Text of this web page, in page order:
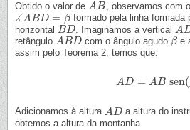
Obtido o valor de AB
AB , observamos com
∡A BD = β
∡ABD=β formado pela linha formada
horizontal BD
BD . Imaginamos a verticalA
AD
retângulo ABD
ABD com o ângulo agudo β
βe
assim pelo Teorema 2, temos que:
AD = AB sen(
AD= AB sen(β)
Adicionamos à altura AD
AD
a altura do
obtemos a altura da montanha.